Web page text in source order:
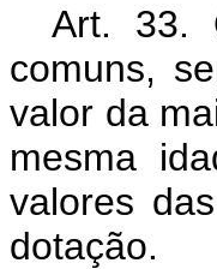
Art. 33.
comuns,
valor da
mesma
valores
dotação.